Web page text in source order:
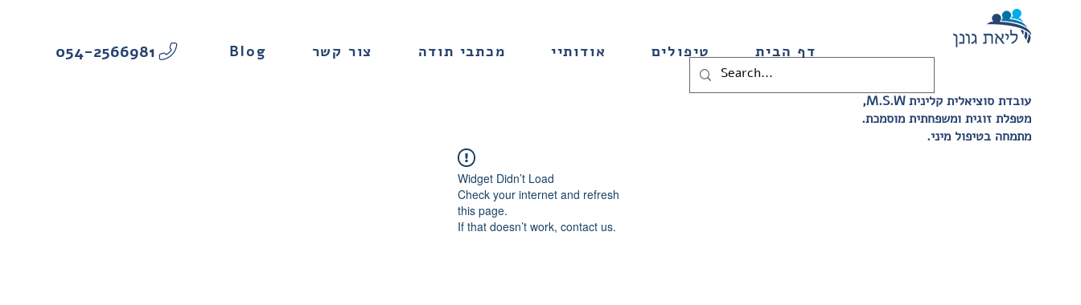
054-2566981 דף הבית טיפולים אודותיי מכתבי תודה צור קשר Blog
,M.S.W עובדת סוציאלית קלינית
.מטפלת זוגית ומשפחתית מוסמכת
.מתמחה בטיפול מיני
Widget Didn’t Load
Check your internet and refresh
this page.
If that doesn’t work, contact us.